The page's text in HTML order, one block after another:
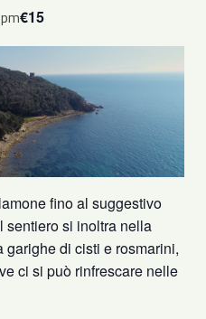
€15
fino al suggestivo
sentiero si inoltra nella
garighe di cisti e rosmarini,
ci si può rinfrescare nelle